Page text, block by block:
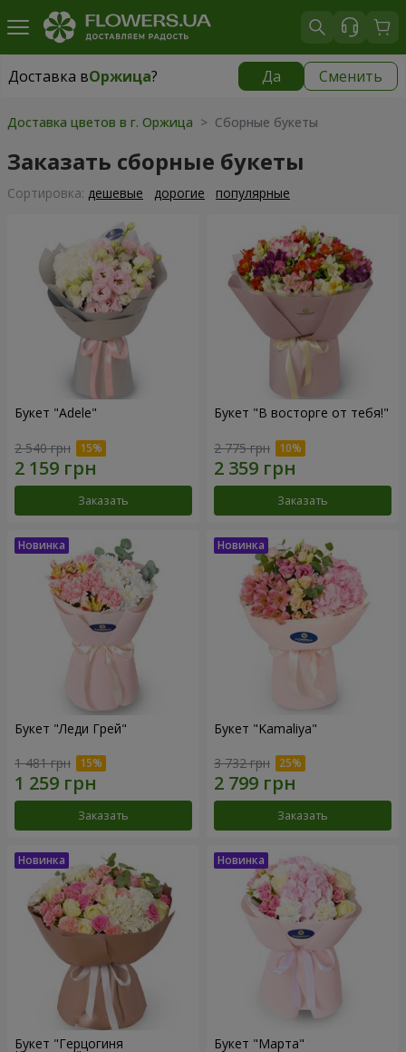
Доставка вОржица? Да Сменить
Доставка вОржица|
Доставка цветов в г. Оржица > Сборные букеты
Заказать сборные букеты
Cортировка: дешевые дорогие популярные
Букет "Adele"
2 540 грн
Заказать
Букет "В восторге от тебя!"
2 775 грн
Заказать
Букет "Леди Грей"
1 481 грн
Заказать
Букет "Kamaliya"
3 732 грн
Заказать
Букет "Герцогиня Букет "Марта"